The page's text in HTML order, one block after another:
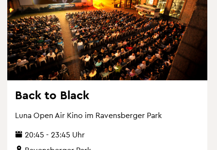
Back to Black
Luna Open Air Kino im Ra­vens­ber­ger Park
20:45 - 23:45 Uhr